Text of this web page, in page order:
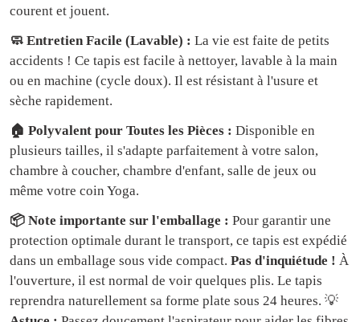
courent et jouent.
🧼 Entretien Facile (Lavable) : La vie est faite de petits
accidents ! Ce tapis est facile à nettoyer, lavable à la main
ou en machine (cycle doux). Il est résistant à l'usure et
sèche rapidement.
🏠 Polyvalent pour Toutes les Pièces : Disponible en
plusieurs tailles, il s'adapte parfaitement à votre salon,
chambre à coucher, chambre d'enfant, salle de jeux ou
même votre coin Yoga.
📦 Note importante sur l'emballage : Pour garantir une
protection optimale durant le transport, ce tapis est expédié
dans un emballage sous vide compact. Pas d'inquiétude ! À
l'ouverture, il est normal de voir quelques plis. Le tapis
reprendra naturellement sa forme plate sous 24 heures. 💡